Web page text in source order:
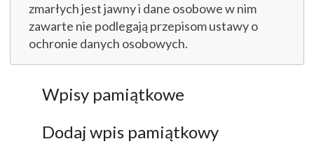
zmarłych jest jawny i dane osobowe w nim
zawarte nie podlegają przepisom ustawy o
ochronie danych osobowych.
Wpisy pamiątkowe
Dodaj wpis pamiątkowy